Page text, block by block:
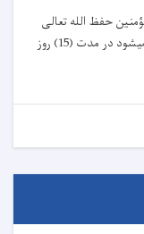
حفظ الله تعالی
(پیروزی) واقع ولسوالی ده سبز شهر کابل رسانیده میشود در مدت (15) روز